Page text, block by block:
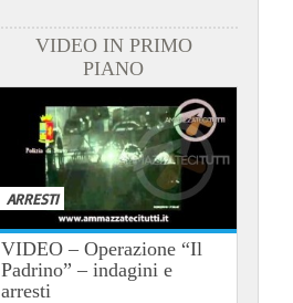
VIDEO IN PRIMO
PIANO
ARRESTI
VIDEO – Operazione “Il
Padrino” – indagini e
arresti